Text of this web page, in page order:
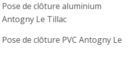
Pose de clôture aluminium
Antogny Le Tillac
Pose de clôture PVC Antogny Le